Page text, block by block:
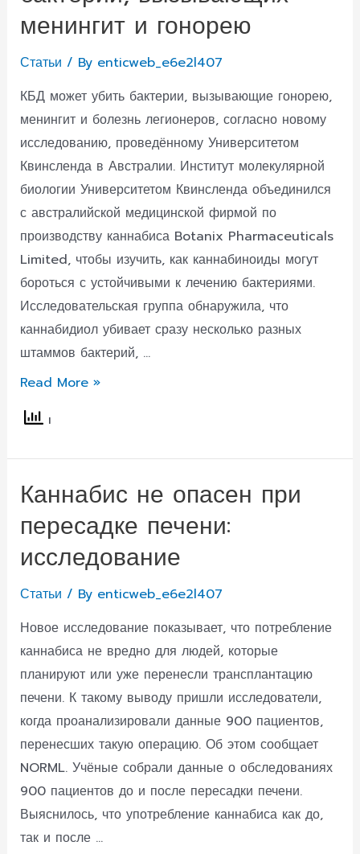
менингит и гонорею
Статьи / By enticweb_e6e2l407
КБД может убить бактерии, вызывающие гонорею,
менингит и болезнь легионеров, согласно новому
исследованию, проведённому Университетом
Квинсленда в Австралии. Институт молекулярной
биологии Университетом Квинсленда объединился
с австралийской медицинской фирмой по
производству каннабиса Botanix Pharmaceuticals
Limited, чтобы изучить, как каннабиноиды могут
бороться с устойчивыми к лечению бактериями.
Исследовательская группа обнаружила, что
каннабидиол убивает сразу несколько разных
штаммов бактерий, …
КБД
эффективен
против
менингит
и
гонорею
Read More »
Каннабис не опасен при
пересадке печени:
исследование
Статьи / By enticweb_e6e2l407
Новое исследование показывает, что потребление
каннабиса не вредно для людей, которые
планируют или уже перенесли трансплантацию
печени. К такому выводу пришли исследователи,
когда проанализировали данные 900 пациентов,
перенесших такую операцию. Об этом сообщает
NORML. Учёные собрали данные о обследованиях
900 пациентов до и после пересадки печени.
Выяснилось, что употребление каннабиса как до,
так и после …